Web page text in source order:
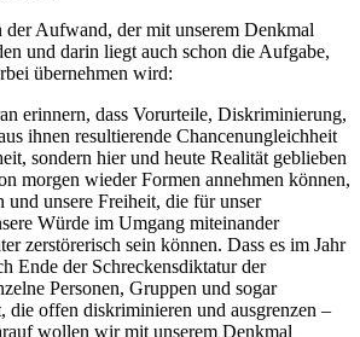
der Aufwand, der mit unserem Denkmal
und darin liegt auch schon die Aufgabe,
übernehmen wird:
erinnern, dass Vorurteile, Diskriminierung,
ihnen resultierende Chancenungleichheit
sondern hier und heute Realität geblieben
morgen wieder Formen annehmen können,
und unsere Freiheit, die für unser
Würde im Umgang miteinander
zerstörerisch sein können. Dass es im Jahr
Ende der Schreckensdiktatur der
Personen, Gruppen und sogar
die offen diskriminieren und ausgrenzen –
wollen wir mit unserem Denkmal